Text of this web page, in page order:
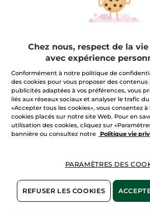
PANIER
4,50 €
-31%
(1426)
5,50 €
Pour
comparaison
prix tarif: 7,99 €
Chez nous, respect de la
avec expérience
Conformément à notre politique de
des cookies pour vous proposer des
publicités adaptées à vos préférences, vous
liés aux réseaux sociaux et analyser le trafic
«Accepter tous les cookies», vous consentez
cookies placés sur notre site Web. Pour en
utilisation des cookies, cliquez sur
bannière ou consultez notre
Politique vie
PARAMÈTRES DES
REFUSER LES COOKIES